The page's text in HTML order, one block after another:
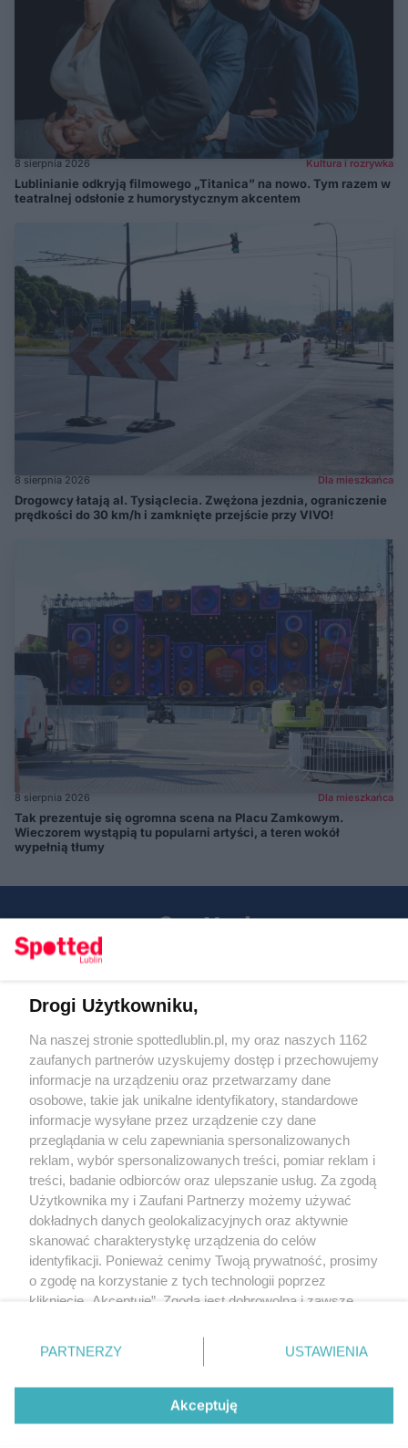
8 sierpnia 2026 Kultura i rozrywka
Lublinianie odkryją filmowego „Titanica” na nowo. Tym razem w
teatralnej odsłonie z humorystycznym akcentem
8 sierpnia 2026 Dla mieszkańca
Drogowcy łatają al. Tysiąclecia. Zwężona jezdnia, ograniczenie
prędkości do 30 km/h i zamknięte przejście przy VIVO!
8 sierpnia 2026 Dla mieszkańca
Tak prezentuje się ogromna scena na Placu Zamkowym.
Wieczorem wystąpią tu popularni artyści, a teren wokół
wypełnią tłumy
KATEGORIE
OGŁOSZENIA
WYDARZENIA
NA SKRÓTY
Regulamin
Polityka prywatności
RODO
Warunki korzystania z treści
Drogi Użytkowniku,
Na naszej stronie spottedlublin.pl, my oraz naszych 1162
zaufanych partnerów uzyskujemy dostęp i przechowujemy
informacje na urządzeniu oraz przetwarzamy dane
osobowe, takie jak unikalne identyfikatory, standardowe
informacje wysyłane przez urządzenie czy dane
przeglądania w celu zapewniania spersonalizowanych
reklam, wybór spersonalizowanych treści, pomiar reklam i
treści, badanie odbiorców oraz ulepszanie usług. Za zgodą
Użytkownika my i Zaufani Partnerzy możemy używać
dokładnych danych geolokalizacyjnych oraz aktywnie
skanować charakterystykę urządzenia do celów
identyfikacji. Ponieważ cenimy Twoją prywatność, prosimy
o zgodę na korzystanie z tych technologii poprzez
kliknięcie „Akceptuję”. Zgoda jest dobrowolna i zawsze
prywatności znajdujący się w lewym dolnym rogu strony
. Niektóre rodzaje przetwarzania danych nie wymagają
zgody użytkownika, ale masz prawo sprzeciwić się
takiemu przetwarzaniu. Preferencje będą miały
zastosowania tylko na tej witrynie.
PARTNERZY USTAWIENIA
Akceptuję